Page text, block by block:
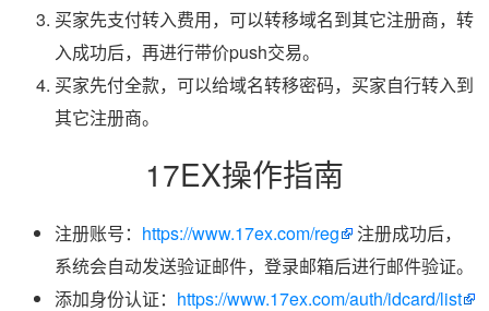
买家先支付转入费用，可以转移域名到其它注册商，转
入成功后，再进行带价push交易。
买家先付全款，可以给域名转移密码，买家自行转入到
其它注册商。
17EX操作指南
注册账号： https://www.17ex.com/reg
注册成功后，
系统会自动发送验证邮件，登录邮箱后进行邮件验证。
添加身份认证： https://www.17ex.com/auth/idcard/list